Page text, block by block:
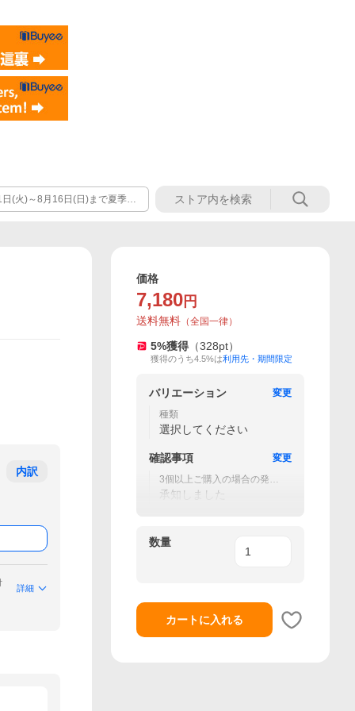
(火)～8月16日(日)まで夏季休
17日から順次発送となりま
内訳
詳細
価格
7,180 円
送料無料 （全国一律）
5%獲得 （328pt）
獲得のうち4.5%は利用先・期間限定
バリエーション
変更
種類
選択してください
確認事項
変更
3個以上ご購入の場合の発送
は宅急便になります
承知しました
数量
カートに入れる